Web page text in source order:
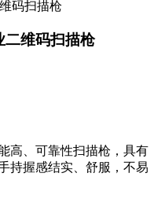
二维码扫描枪
高、可靠性扫描枪，具有
持握感结实、舒服，不易